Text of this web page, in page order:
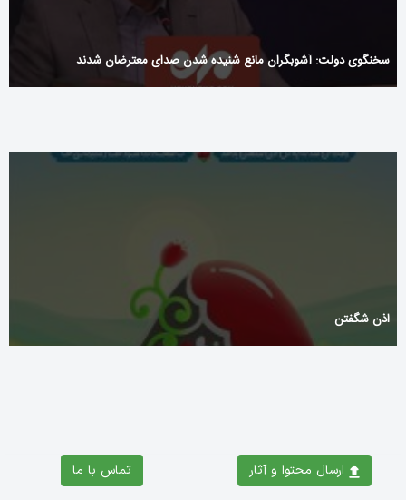
سخنگوی دولت: آشوبگران مانع شنیده شدن صدای معترضان شدند
اذن شگفتن
ارسال محتوا و آثار تماس با ما